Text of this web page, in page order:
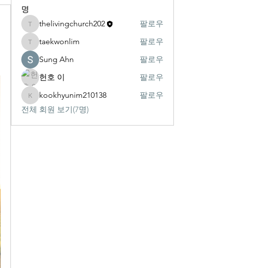
명
thelivingchurch202
thelivingchurch202 팔로우
taekwonlim
taekwonlim
팔로우
Sung Ahn
팔로우
헌호 이
팔로우
kookhyunim210138
kookhyunim210138
팔로우
전체 회원 보기(7명)